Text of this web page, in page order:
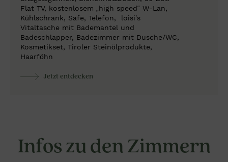
Flat TV, kostenlosem „high speed“ W-Lan,
Kühlschrank, Safe, Telefon,
loisi’s
Vitaltasche mit Bademantel und
Badeschlapper, Badezimmer mit Dusche/WC,
Kosmetikset, Tiroler Steinölprodukte,
Haarföhn
Jetzt entdecken
Infos zu den Zimmern